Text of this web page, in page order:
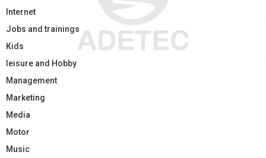
Internet
Jobs and trainings
Kids
leisure and Hobby
Management
Marketing
Media
Motor
Music